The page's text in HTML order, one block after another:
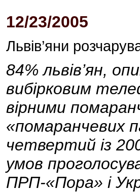
12/23/2005
Львів’яни
84% львів’ян,
вибірковим
вірними
«помаранчевих
четвертий із
умов
ПРП-«Пора» і